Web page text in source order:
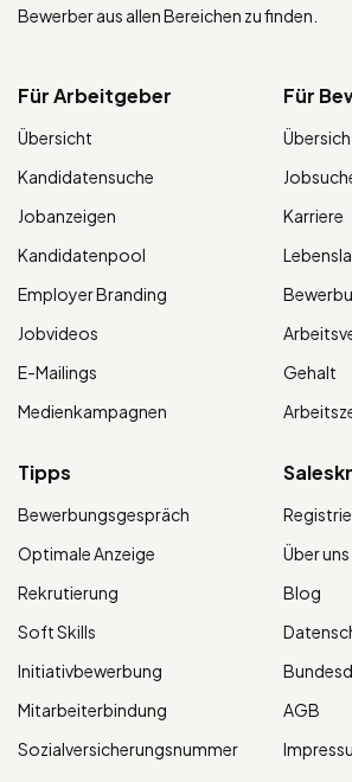
Bewerber aus allen Bereichen zu finden.
Für Arbeitgeber
Übersicht
Kandidatensuche
Jobanzeigen
Kandidatenpool
Employer Branding
Jobvideos
E-Mailings
Medienkampagnen
Für
Karriere
Gehalt
Tipps
Bewerbungsgespräch
Optimale Anzeige
Rekrutierung
Soft Skills
Initiativbewerbung
Mitarbeiterbindung
Sozialversicherungsnummer
Über uns
Blog
AGB